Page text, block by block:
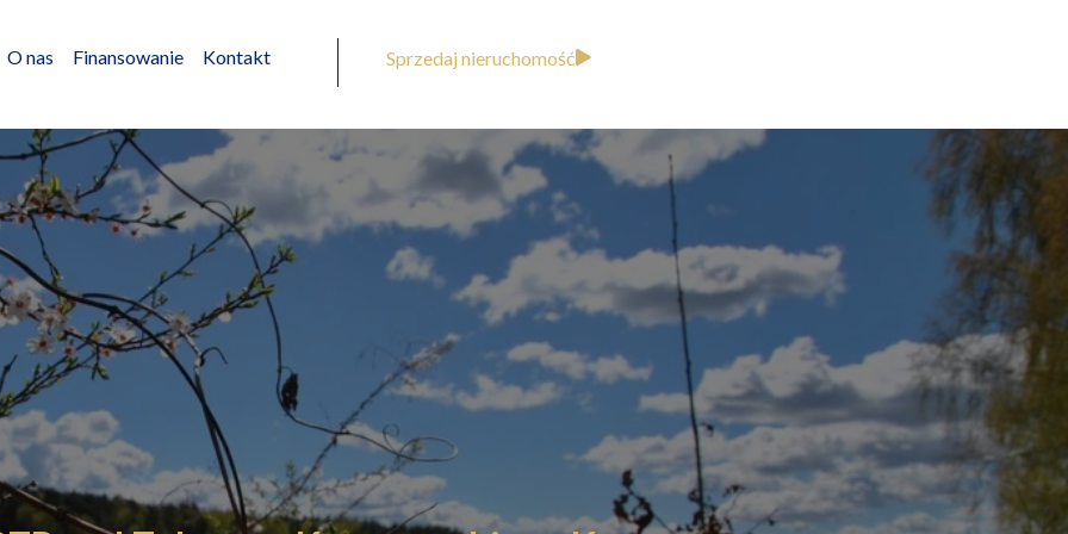
O nas Finansowanie Kontakt Sprzedaj nieruchomość